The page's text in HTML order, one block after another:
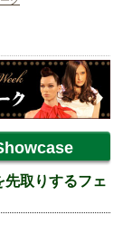
先取りするフェ